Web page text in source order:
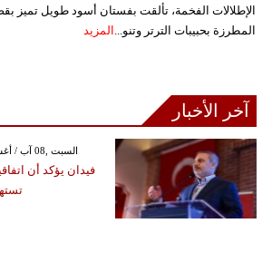
الإطلالات الفخمة، تألقت بفستان أسود طويل تميز
المطرزة بحبيبات الترتر وتنو... المزيد
آخر الأخبار
GMT 20:34 2026 السبت ,08 آب / أغسطس
فيدان يؤكد أن